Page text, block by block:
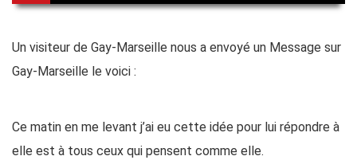
Un visiteur de Gay-Marseille nous a envoyé un Message sur
Gay-Marseille le voici :
Ce matin en me levant j’ai eu cette idée pour lui répondre à
elle est à tous ceux qui pensent comme elle.